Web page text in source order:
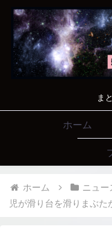
ま
ホーム
ホーム ニュー
児が滑り台を滑りまぶ